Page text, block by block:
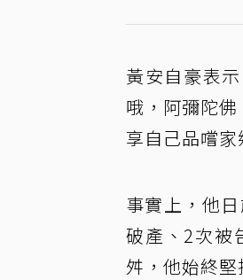
黃安自豪表
哦，阿彌陀
享自己品嚐
事實上，他
破產、2次被
舛，他始終